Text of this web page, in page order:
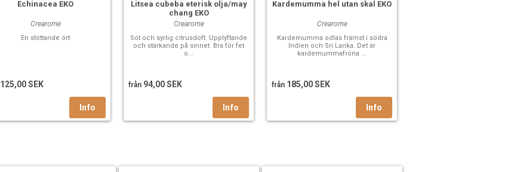
Echinacea EKO
Crearome
En stöttande ört
125,00 SEK
Litsea cubeba eterisk olja/may
chang EKO
Crearome
Söt och syrlig citrusdoft. Upplyftande
och stärkande på sinnet. Bra för fet
o...
från 94,00 SEK
Kardemumma hel utan skal EKO
Crearome
Kardemumma odlas främst i södra
Indien och Sri Lanka. Det är
kardemummafröna ...
från 185,00 SEK